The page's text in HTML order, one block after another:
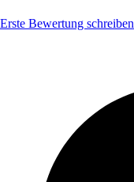
Erste Bewertung schreiben